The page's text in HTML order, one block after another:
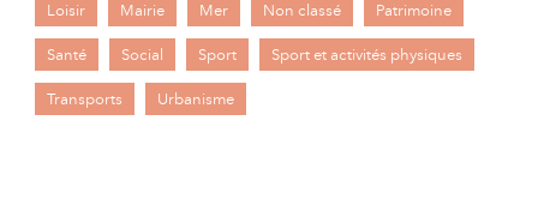
Loisir Mairie Mer Non classé Patrimoine
Santé Social Sport Sport et activités physiques
Transports Urbanisme